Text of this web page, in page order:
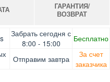
Забрать сегодня с
8:00 - 15:00
Бесплатно
Отправим завтра
За счет
заказчика
Картой онлайн, Google
лиц, Безналичными
Pay, Mastercard, Visa
ГАРАНТИЯ/
ВОЗВРАТ
в течение 14 дней.